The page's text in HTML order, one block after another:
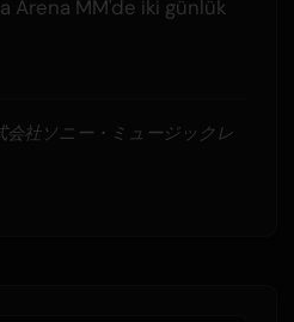
Arena MM'de iki günlük
社ソニー・ミュージックレ